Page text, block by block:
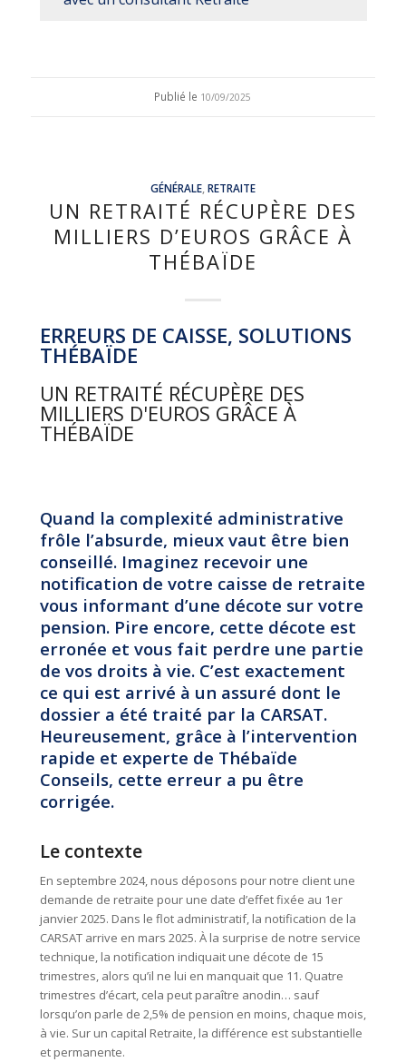
Publié le 10/09/2025
GÉNÉRALE,RETRAITE
UN RETRAITÉ RÉCUPÈRE DES
MILLIERS D’EUROS GRÂCE À
THÉBAÏDE
ERREURS DE CAISSE, SOLUTIONS
THÉBAÏDE
UN RETRAITÉ RÉCUPÈRE DES
MILLIERS D'EUROS GRÂCE À
THÉBAÏDE
Quand la complexité administrative
frôle l’absurde, mieux vaut être bien
conseillé. Imaginez recevoir une
notification de votre caisse de retraite
vous informant d’une décote sur votre
pension. Pire encore, cette décote est
erronée et vous fait perdre une partie
de vos droits à vie. C’est exactement
ce qui est arrivé à un assuré dont le
dossier a été traité par la CARSAT.
Heureusement, grâce à l’intervention
rapide et experte de Thébaïde
Conseils, cette erreur a pu être
corrigée.
Le contexte
En septembre 2024, nous déposons pour notre client une
demande de retraite pour une date d’effet fixée au 1er
janvier 2025. Dans le flot administratif, la notification de la
CARSAT arrive en mars 2025. À la surprise de notre service
technique, la notification indiquait une décote de 15
trimestres, alors qu’il ne lui en manquait que 11. Quatre
trimestres d’écart, cela peut paraître anodin… sauf
lorsqu’on parle de 2,5% de pension en moins, chaque mois,
à vie. Sur un capital Retraite, la différence est substantielle
et permanente.